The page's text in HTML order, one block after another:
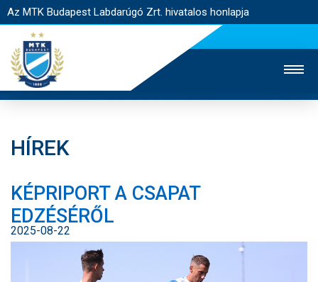
Az MTK Budapest Labdarúgó Zrt. hivatalos honlapja
JEGYÉRTÉKESÍTÉS
WEBSHOP
EGYESÜLET
NYITÓLAP
HÍREK
KÉPRIPORT A CSAPAT
EDZÉSÉRŐL
2025-08-22